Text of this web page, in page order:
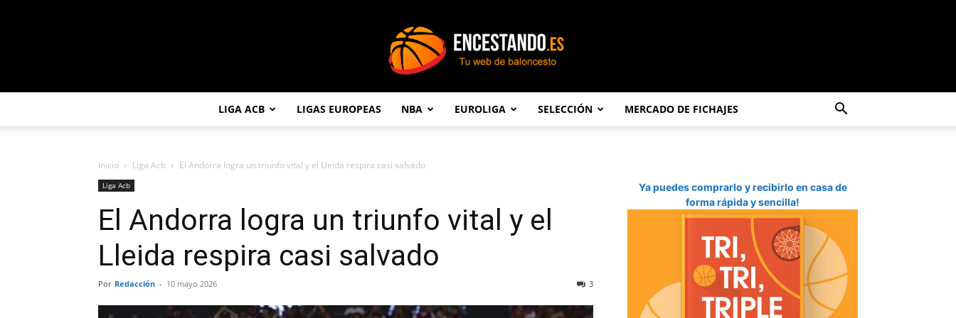
LIGA ACB LIGAS EUROPEAS NBA EUROLIGA SELECCIÓN MERCADO DE FICHAJES
Inicio Liga Acb El Andorra logra un triunfo vital y el Lleida respira casi salvado
Liga Acb
El Andorra logra un triunfo vital y el
Lleida respira casi salvado
Por Redacción - 10 mayo 2026 3
Ya puedes comprarlo y recibirlo en casa de
forma rápida y sencilla!